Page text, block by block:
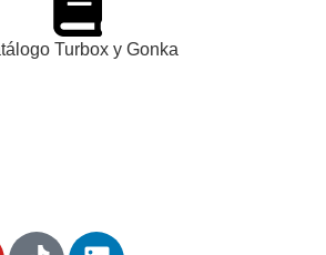
Turbox y Gonka